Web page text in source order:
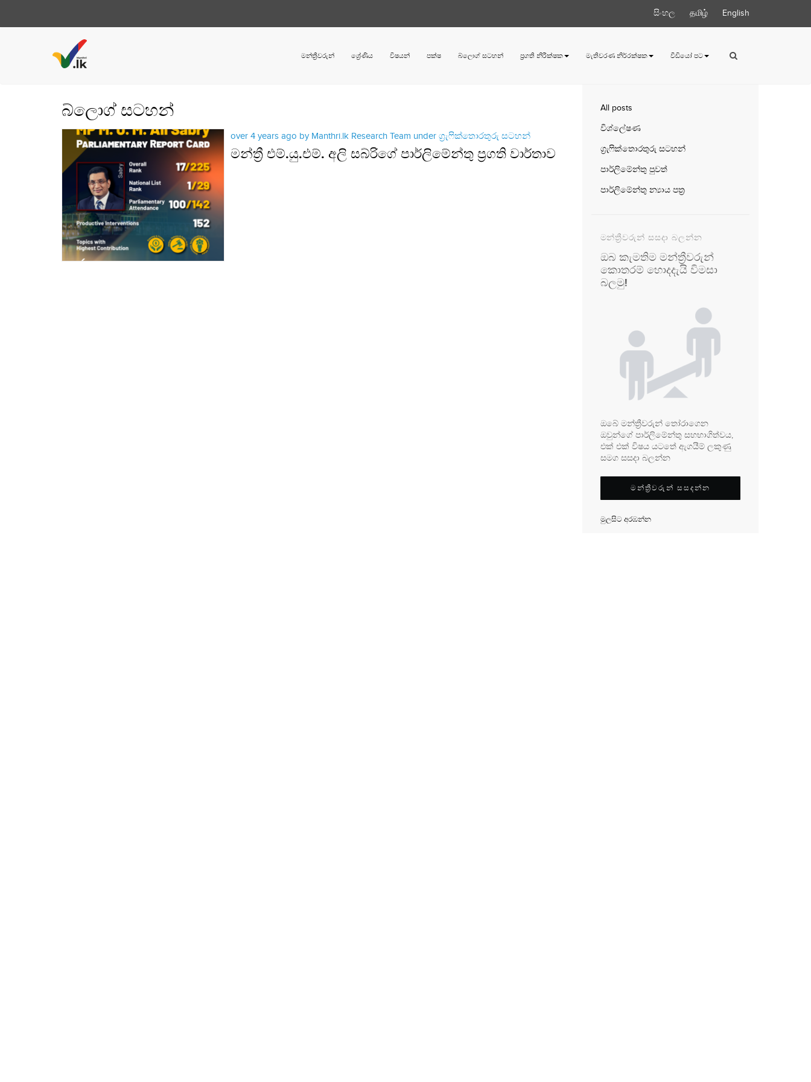
සිංහල தமிழ் English
මන්ත්‍රීවරුන් ශ්‍රේණිය විෂයන් පක්ෂ බ්ලොග් සටහන් ප්‍රගති නිරීක්ෂක මැතිවරණ නිර්‍රක්ෂක වීඩියෝ පට
බ්ලොග් සටහන්
over 4 years ago by Manthri.lk Research Team under ග්‍රැෆික්තොරතුරු සටහන්
මන්ත්‍රී එම්.යු.එම්. අලි සබ්රිගේ පාර්ලිමේන්තු ප්‍රගති වාර්තාව
All posts
විශ්ලේෂණ
ග්‍රැෆික්තොරතුරු සටහන්
පාර්ලිමේන්තු පුවත්
පාර්ලිමේන්තු න්‍යාය පත්‍ර
මන්ත්‍රීවරුන් සසදා බලන්න
ඔබ කැමතිම මන්ත්‍රීවරුන්
කොතරම් හොදදැයි විමසා
බලමු!
ඔබේ මන්ත්‍රීවරුන් තෝරාගෙන
ඔවුන්ගේ පාර්ලිමේන්තු සහභාගිත්වය,
එක් එක් විෂය යටතේ ඇගයීම් ලකුණු
සමග සසදා බලන්න
මන්ත්‍රීවරුන් සසදන්න
මුලසිට අරඹන්න